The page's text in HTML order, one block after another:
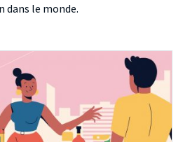
dans le monde.